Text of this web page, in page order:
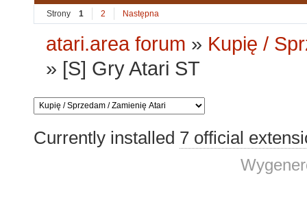
Strony 1 2 Następna
atari.area forum » Kupię /
» [S] Gry Atari ST
Currently installed 7 official